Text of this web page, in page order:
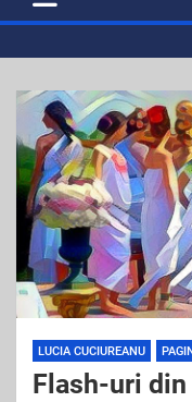
LUCIA CUCIUREANU
Flash-uri